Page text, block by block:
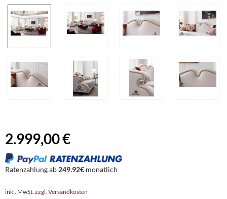
2.999,00 €
Ratenzahlung ab 249.92€ monatlich
inkl. MwSt. zzgl. Versandkosten